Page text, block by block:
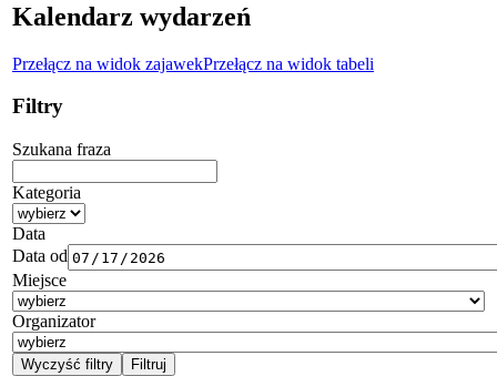
Kalendarz wydarzeń
Przełącz na widok zajawekPrzełącz na widok tabeli
Filtry
Szukana fraza
Kategoria
Data
Data od
Miejsce
Organizator